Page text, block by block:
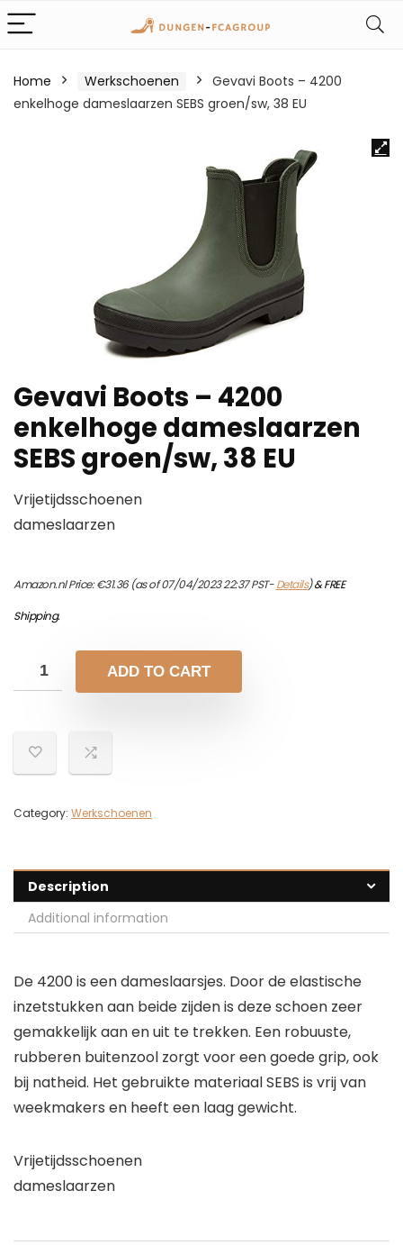
Home Werkschoenen
Gevavi Boots – 4200
enkelhoge dameslaarzen SEBS groen/sw, 38 EU
Gevavi Boots – 4200
enkelhoge dameslaarzen
SEBS groen/sw, 38 EU
Vrijetijdsschoenen
dameslaarzen
Amazon.nl Price:€31.36(as of 07/04/2023 22:37 PST-Details)&FREE
Shipping.
ADD TO CART
Category: Werkschoenen
Description
Additional information
De 4200 is een dameslaarsjes. Door de elastische
inzetstukken aan beide zijden is deze schoen zeer
gemakkelijk aan en uit te trekken. Een robuuste,
rubberen buitenzool zorgt voor een goede grip, ook
bij natheid. Het gebruikte materiaal SEBS is vrij van
weekmakers en heeft een laag gewicht.
Vrijetijdsschoenen
dameslaarzen